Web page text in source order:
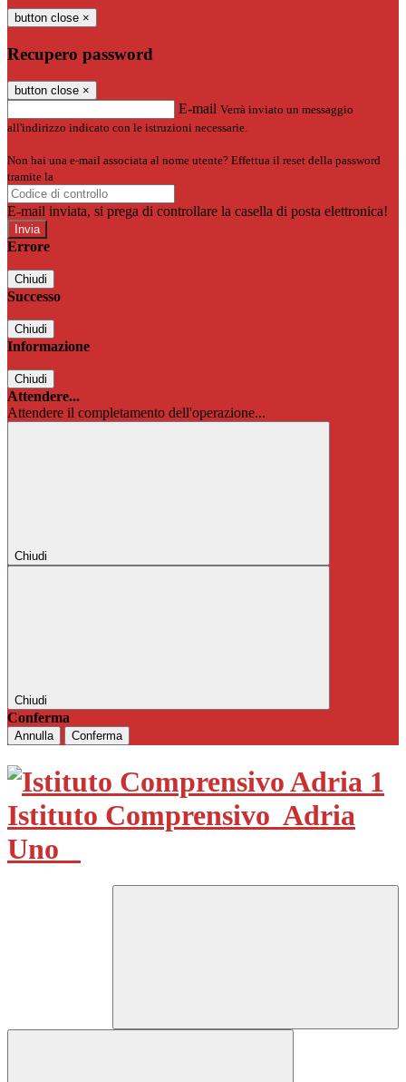
button close ×
Recupero password
button close ×
E-mail Verrà inviato un messaggio
all'indirizzo indicato con le istruzioni necessarie.
Non hai una e-mail associata al nome utente? Effettua il reset della password
tramite la
E-mail inviata, si prega di controllare la casella di posta elettronica!
Errore
Chiudi
Successo
Chiudi
Informazione
Chiudi
Attendere...
Attendere il completamento dell'operazione...
Chiudi
Chiudi
Conferma
Annulla Conferma
Istituto Comprensivo Adria
Uno